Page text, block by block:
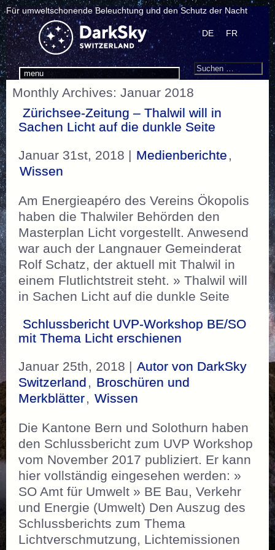
Für umweltschonende Beleuchtung und den Schutz der Nacht
menu
DE FR
Search
Suchen
Monthly Archives: Januar 2018
Zürichsee-Zeitung – Thalwil will in
Sachen Licht auf die dunkle Seite
Januar 31st, 2018 | Medienberichte ,
Wissen
Am Energieapéro des Vereins Ökopolis
haben die Thalwiler Behörden den
Masterplan Licht vorgestellt. Anwesend
war auch der Langnauer Gemeinderat
Rolf Schatz, der aktuell mit Thalwil in
einem Flutlichtstreit steht. » Thalwil will
in Sachen Licht auf die dunkle Seite
Schlussbericht UVP-Workshop BE/SO
mit Thema Licht erschienen
Januar 25th, 2018 | Autor von DarkSky
Switzerland , Broschüren und
Merkblätter, Wissen
Die Kantone Bern und Solothurn haben
den Schlussbericht zum UVP Workshop
vom November 2017 publiziert. Er kann
hier vollständig eingesehen werden: »
SO Amt für Umwelt » BE Bau, Verkehr
und Energie (Umwelt) Den Auszug des
Schlussberichts zum Thema
Lichtverschmutzung, Lichtemissionen